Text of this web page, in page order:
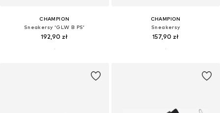
CHAMPION
Sneakersy 'GLW B PS'
192,90 zł
CHAMPION
Sneakersy
157,90 zł